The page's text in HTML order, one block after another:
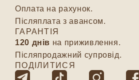
Оплата на рахунок.
Післяплата з авансом.
ГАРАНТІЯ
120 днів на приживлення.
Післяпродажний супровід.
ПОДІЛИТИСЯ